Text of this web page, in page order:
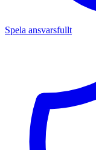
Spela ansvarsfullt